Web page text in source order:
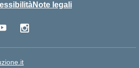
Note legali